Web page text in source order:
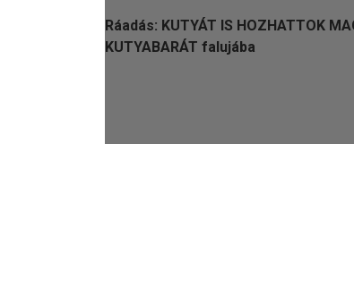
Ráadás: KUTYÁT IS HOZHATTOK
KUTYABARÁT falujába